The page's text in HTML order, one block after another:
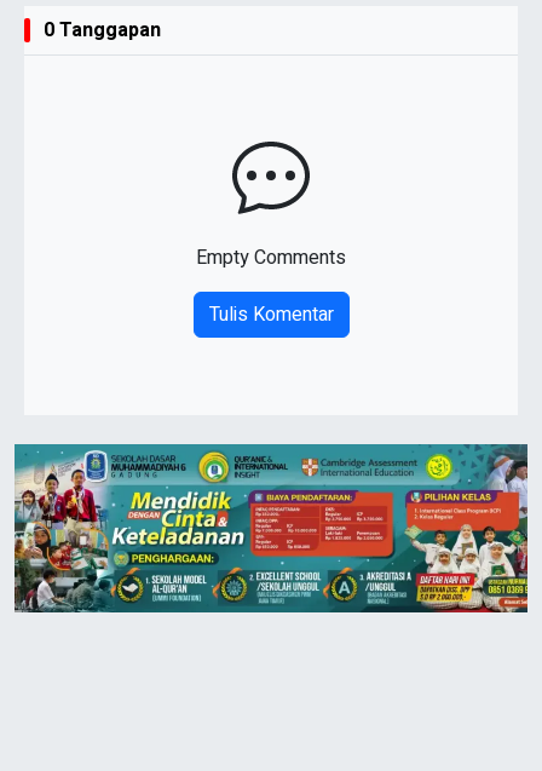
0 Tanggapan
Empty Comments
Tulis Komentar